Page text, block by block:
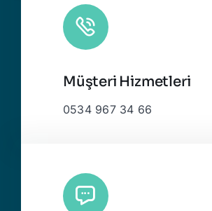
Müşteri Hizmetleri
0534 967 34 66